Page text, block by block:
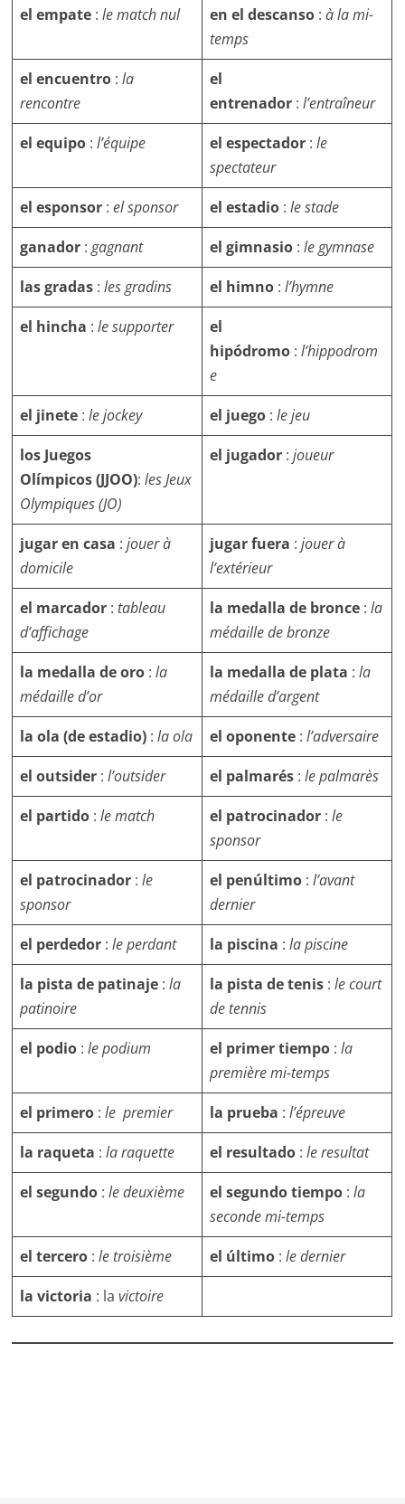
el empate :le match nul en el descanso :à la mi-
temps
el encuentro :la
rencontre
el
entrenador :l’entraîneur
el equipo :l’équipe el espectador :le
spectateur
el esponsor :el sponsor el estadio :le stade
ganador :gagnant el gimnasio :le gymnase
las gradas :les gradins el himno :l’hymne
el hincha :le supporter
el
hipódromo :l’hippodrom
e
el jinete :le jockey el juego :le jeu
los Juegos
Olímpicos (JJOO):les Jeux
Olympiques (JO)
el jugador :joueur
jugar en casa :jouer à
domicile
jugar fuera :jouer à
l’extérieur
el marcador : tableau
d’affichage
la medalla de bronce :la
médaille de bronze
la medalla de oro :la
médaille d’or
la medalla de plata :la
médaille d’argent
la ola (de estadio) :la ola el oponente :l’adversaire
el outsider :l’outsider el palmarés :le palmarès
el partido :le match el patrocinador : le
sponsor
el patrocinador :le
sponsor
el penúltimo :l’avant
dernier
el perdedor :le perdant la piscina :la piscine
la pista de patinaje :la
patinoire
la pista de tenis :le court
de tennis
el podio :le podium el primer tiempo :la
première mi-temps
el primero :le premier la prueba :l’épreuve
la raqueta :la raquette el resultado :le resultat
el segundo :le deuxième el segundo tiempo :la
seconde mi-temps
el tercero :le troisième el último :le dernier
la victoria : lavictoire